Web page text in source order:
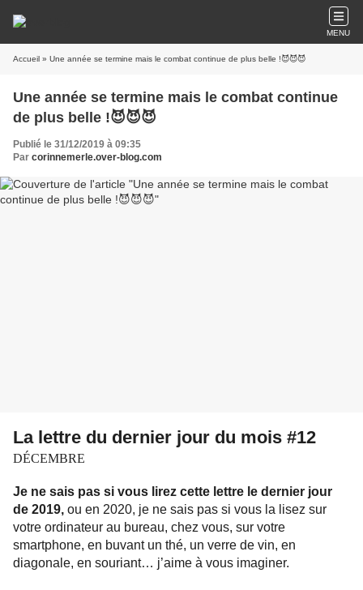
MENU
Accueil » Une année se termine mais le combat continue de plus belle !😈😈😈
Une année se termine mais le combat continue
de plus belle !😈😈😈
Publié le 31/12/2019 à 09:35
Par corinnemerle.over-blog.com
La lettre du dernier jour du mois #12
DÉCEMBRE
Je ne sais pas si vous lirez cette lettre le dernier jour
de 2019, ou en 2020, je ne sais pas si vous la lisez sur
votre ordinateur au bureau, chez vous, sur votre
smartphone, en buvant un thé, un verre de vin, en
diagonale, en souriant… j’aime à vous imaginer.